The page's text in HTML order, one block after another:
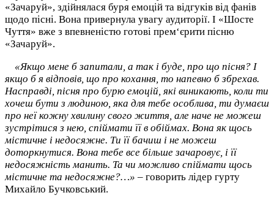
«Зачаруй», здійнялася буря емоцій та відгуків від фанів
щодо пісні. Вона привернула увагу аудиторії. І «Шосте
Чуття» вже з впевненістю готові прем‘єрити пісню
«Зачаруй».
«Якщо мене б запитали, а так і буде, про що пісня? І
якщо б я відповів, що про кохання, то напевно б збрехав.
Насправді, пісня про бурю емоцій, які виникають, коли ти
хочеш бути з людиною, яка для тебе особлива, ти думаєш
про неї кожну хвилину свого життя, але наче не можеш
зустрітися з нею, спіймати її в обіймах. Вона як щось
містичне і недосяжне. Ти її бачиш і не можеш
доторкнутися. Вона тебе все більше зачаровує, і її
недосяжність манить. Та чи можливо спіймати щось
містичне та недосяжне?…» – говорить лідер гурту
Михайло Бучковський.